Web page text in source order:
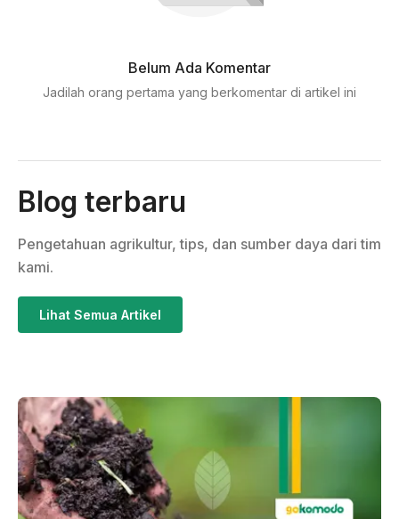
Belum Ada Komentar
Jadilah orang pertama yang berkomentar di artikel ini
Blog terbaru
Pengetahuan agrikultur, tips, dan sumber daya dari tim
kami.
Lihat Semua Artikel